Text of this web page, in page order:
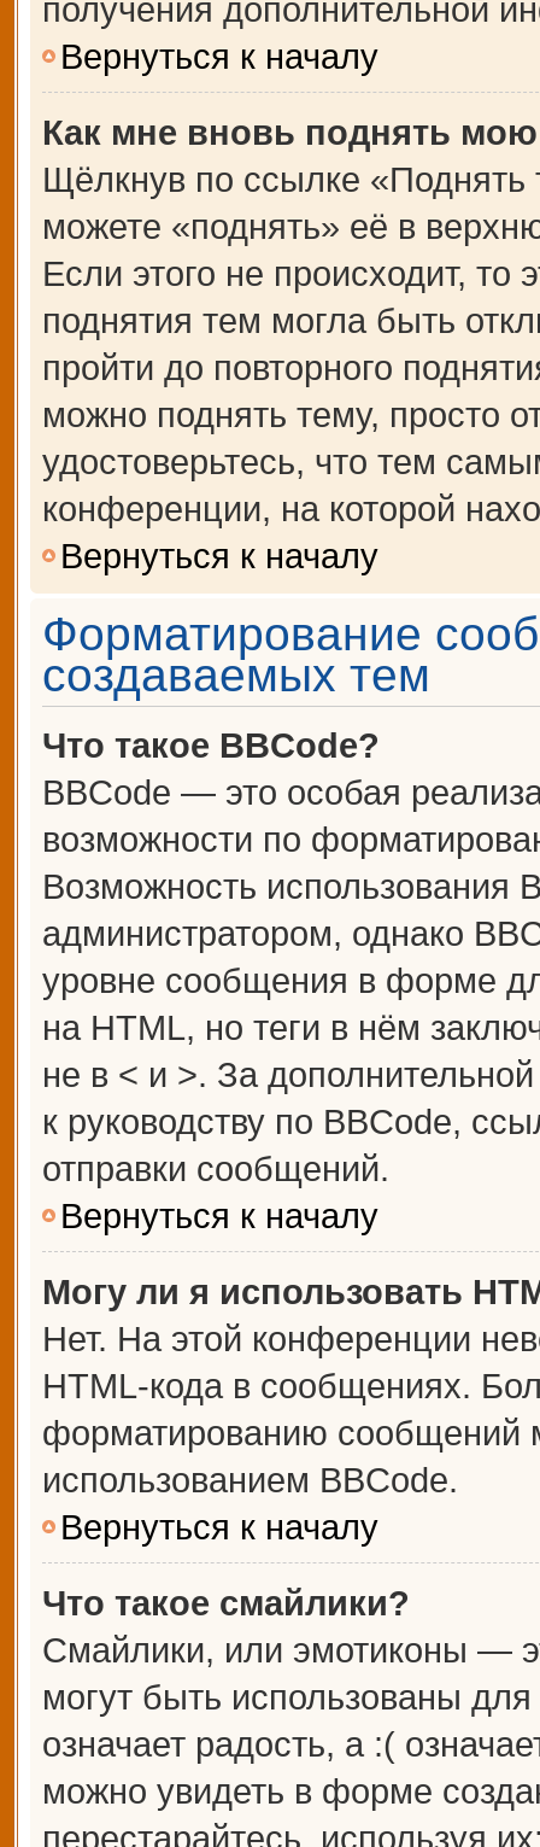
получения дополнительной
Вернуться к началу
Как мне вновь поднять
Щёлкнув по ссылке
можете «поднять» её в
Если этого не происходит, то
поднятия тем могла быть
пройти до повторного
можно поднять тему, просто
удостоверьтесь, что тем
конференции, на которой
Вернуться к началу
Форматирование
создаваемых тем
Что такое BBCode?
BBCode — это особая
возможности по
Возможность использования
администратором, однако
уровне сообщения в форме
на HTML, но теги в нём
не в < и >. За
к руководству по BBCode,
отправки сообщений.
Вернуться к началу
Могу ли я использовать
Нет. На этой конференции
HTML-кода в сообщениях.
форматированию сообщений
использованием BBCode.
Вернуться к началу
Что такое смайлики?
Смайлики, или эмотиконы —
могут быть использованы
означает радость, а :(
можно увидеть в форме
перестарайтесь, используя